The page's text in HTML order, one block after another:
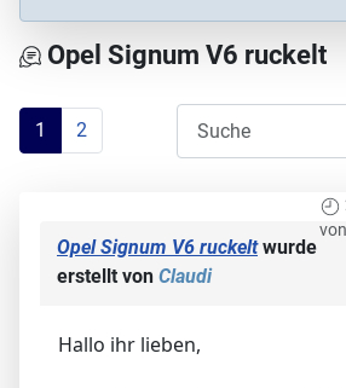
Opel Signum V6 ruckelt
1 2
von
Opel Signum V6 ruckeltwurde
erstellt von Claudi
Hallo ihr lieben,